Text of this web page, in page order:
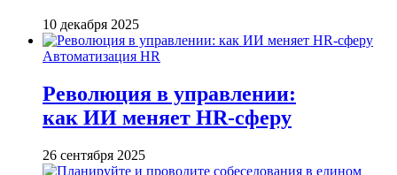
10 декабря 2025
Автоматизация HR
Революция в управлении:
как ИИ меняет HR-сферу
26 сентября 2025